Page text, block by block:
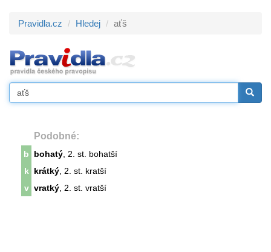
Pravidla.cz Hledej aťš
Podobné:
b bohatý , 2. st. bohatší
k
krátký , 2. st. kratší
v vratký , 2. st. vratší